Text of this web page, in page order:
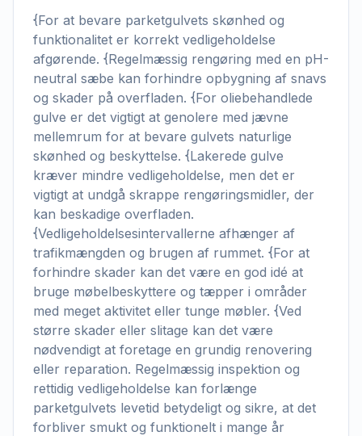
{For at bevare parketgulvets skønhed og
funktionalitet er korrekt vedligeholdelse
afgørende. {Regelmæssig rengøring med en pH-
neutral sæbe kan forhindre opbygning af snavs
og skader på overfladen. {For oliebehandlede
gulve er det vigtigt at genolere med jævne
mellemrum for at bevare gulvets naturlige
skønhed og beskyttelse. {Lakerede gulve
kræver mindre vedligeholdelse, men det er
vigtigt at undgå skrappe rengøringsmidler, der
kan beskadige overfladen.
{Vedligeholdelsesintervallerne afhænger af
trafikmængden og brugen af rummet. {For at
forhindre skader kan det være en god idé at
bruge møbelbeskyttere og tæpper i områder
med meget aktivitet eller tunge møbler. {Ved
større skader eller slitage kan det være
nødvendigt at foretage en grundig renovering
eller reparation. Regelmæssig inspektion og
rettidig vedligeholdelse kan forlænge
parketgulvets levetid betydeligt og sikre, at det
forbliver smukt og funktionelt i mange år